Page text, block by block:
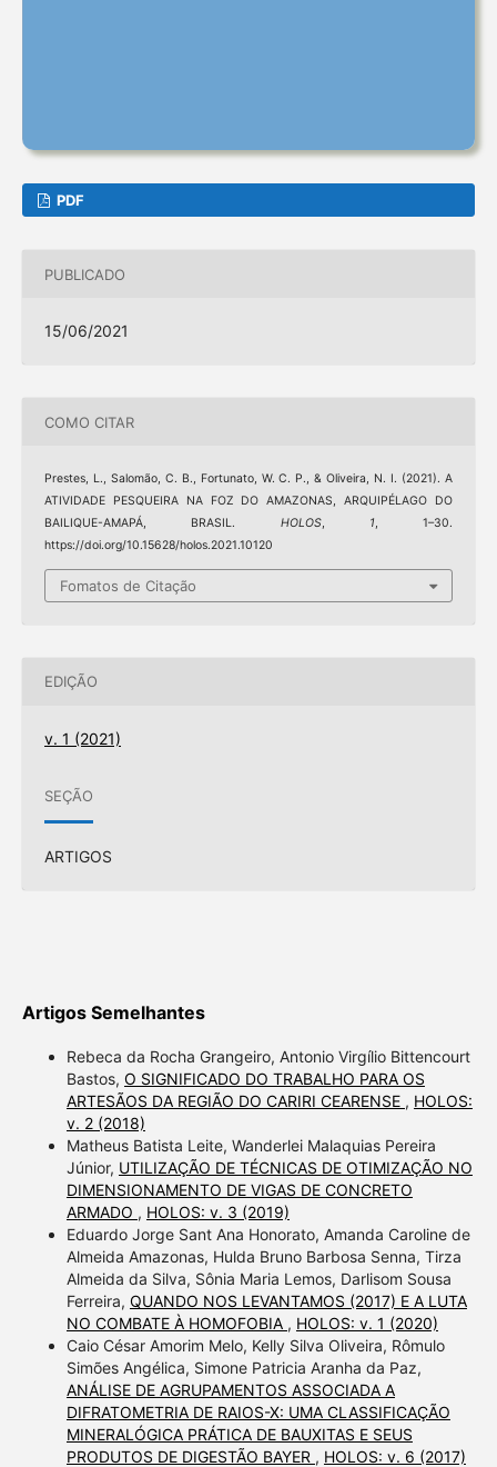
PDF
PUBLICADO
15/06/2021
COMO CITAR
Prestes, L., Salomão, C. B., Fortunato, W. C. P., & Oliveira, N. I. (2021). A
ATIVIDADE PESQUEIRA NA FOZ DO AMAZONAS, ARQUIPÉLAGO DO
BAILIQUE-AMAPÁ, BRASIL. HOLOS, 1, 1–30.
https://doi.org/10.15628/holos.2021.10120
Fomatos de Citação
EDIÇÃO
v. 1 (2021)
SEÇÃO
ARTIGOS
Artigos Semelhantes
Rebeca da Rocha Grangeiro, Antonio Virgílio Bittencourt
Bastos, O SIGNIFICADO DO TRABALHO PARA OS
ARTESÃOS DA REGIÃO DO CARIRI CEARENSE , HOLOS:
v. 2 (2018)
Matheus Batista Leite, Wanderlei Malaquias Pereira
Júnior, UTILIZAÇÃO DE TÉCNICAS DE OTIMIZAÇÃO NO
DIMENSIONAMENTO DE VIGAS DE CONCRETO
ARMADO , HOLOS: v. 3 (2019)
Eduardo Jorge Sant Ana Honorato, Amanda Caroline de
Almeida Amazonas, Hulda Bruno Barbosa Senna, Tirza
Almeida da Silva, Sônia Maria Lemos, Darlisom Sousa
Ferreira, QUANDO NOS LEVANTAMOS (2017) E A LUTA
NO COMBATE À HOMOFOBIA , HOLOS: v. 1 (2020)
Caio César Amorim Melo, Kelly Silva Oliveira, Rômulo
Simões Angélica, Simone Patricia Aranha da Paz,
ANÁLISE DE AGRUPAMENTOS ASSOCIADA A
DIFRATOMETRIA DE RAIOS-X: UMA CLASSIFICAÇÃO
MINERALÓGICA PRÁTICA DE BAUXITAS E SEUS
PRODUTOS DE DIGESTÃO BAYER , HOLOS: v. 6 (2017)